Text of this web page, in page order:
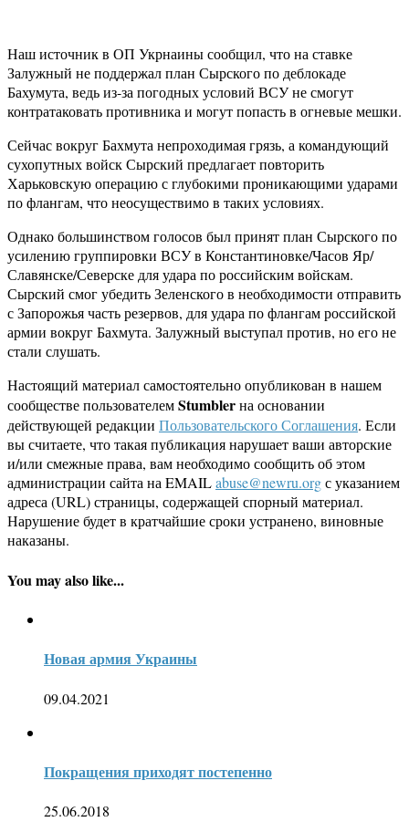
Наш источник в ОП Укрнаины сообщил, что на ставке
Залужный не поддержал план Сырского по деблокаде
Бахумута, ведь из-за погодных условий ВСУ не смогут
контратаковать противника и могут попасть в огневые мешки.
Сейчас вокруг Бахмута непроходимая грязь, а командующий
сухопутных войск Сырский предлагает повторить
Харьковскую операцию с глубокими проникающими ударами
по флангам, что неосуществимо в таких условиях.
Однако большинством голосов был принят план Сырского по
усилению группировки ВСУ в Константиновке/Часов Яр/
Славянске/Северске для удара по российским войскам.
Сырский смог убедить Зеленского в необходимости отправить
с Запорожья часть резервов, для удара по флангам российской
армии вокруг Бахмута. Залужный выступал против, но его не
стали слушать.
Настоящий материал самостоятельно опубликован в нашем
сообществе пользователемStumblerна основании
действующей редакции Пользовательского Соглашения. Если
вы считаете, что такая публикация нарушает ваши авторские
и/или смежные права, вам необходимо сообщить об этом
администрации сайта на EMAILabuse@newru.orgс указанием
адреса (URL) страницы, содержащей спорный материал.
Нарушение будет в кратчайшие сроки устранено, виновные
наказаны.
You may also like...
Новая армия Украины
09.04.2021
Покращения приходят постепенно
25.06.2018